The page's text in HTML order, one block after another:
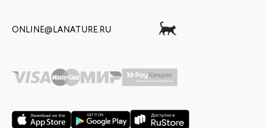
ONLINE@LANATURE.RU